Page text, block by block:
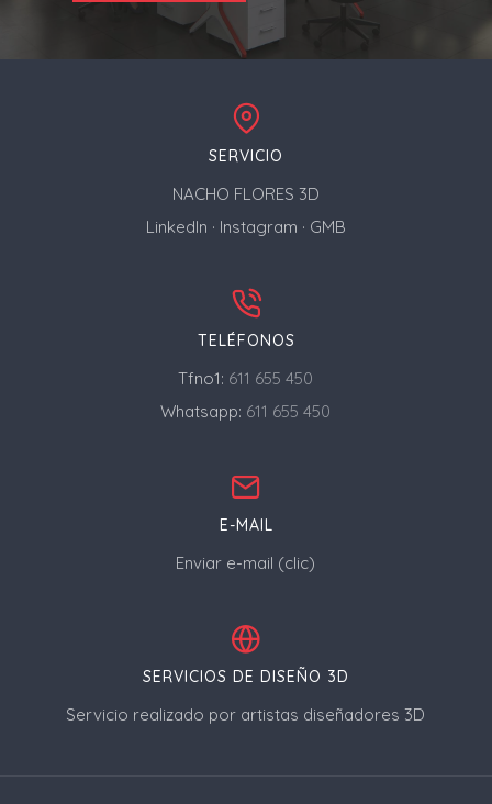
SERVICIO
NACHO FLORES 3D
LinkedIn · Instagram · GMB
TELÉFONOS
Tfno1: 611 655 450
Whatsapp: 611 655 450
E-MAIL
Enviar e-mail (clic)
SERVICIOS DE DISEÑO 3D
Servicio realizado por artistas diseñadores 3D